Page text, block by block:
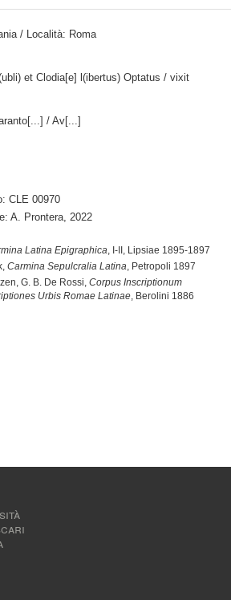
/ Località: Roma
et Clodia[e] l(ibertus) Optatus / vixit
/ Av[...]
CLE 00970
A. Prontera, 2022
Latina Epigraphica, I-II, Lipsiae 1895-1897
Carmina Sepulcralia Latina, Petropoli 1897
G. B. De Rossi, Corpus Inscriptionum
Urbis Romae Latinae, Berolini 1886